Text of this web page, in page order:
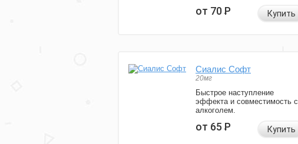
от 70Р Купить
Сиалис Софт
20мг
Быстрое наступление
эффекта и совместимость с
алкоголем.
от 65Р Купить